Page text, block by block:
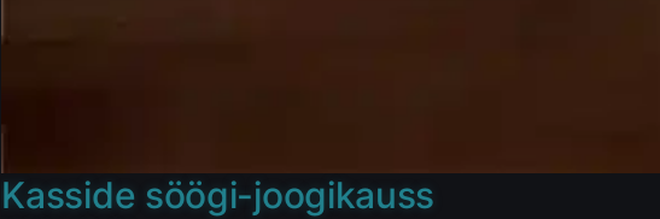
Kasside söögi-joogikauss